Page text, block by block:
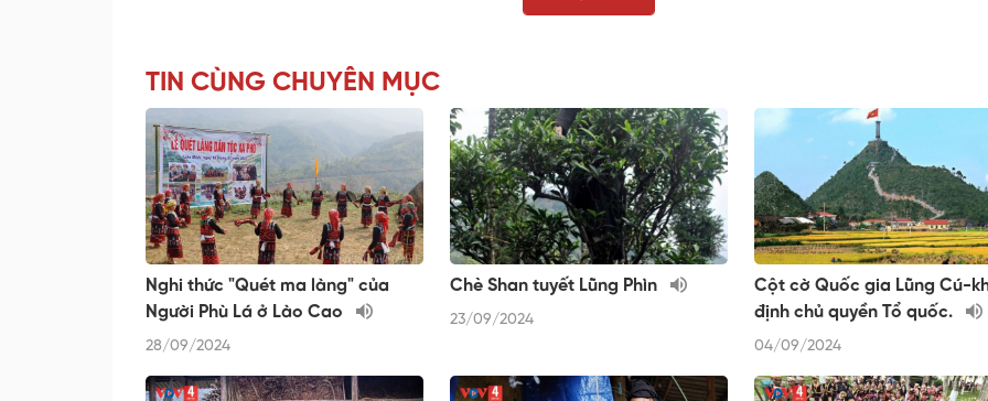
TIN CÙNG CHUYÊN MỤC
Nghi thức "Quét ma làng" của
Người Phù Lá ở Lào Cao
28/09/2024
Chè Shan tuyết Lũng Phìn
23/09/2024
Cột cờ Quốc gia Lũng Cú-
định chủ quyền Tổ quốc.
04/09/2024